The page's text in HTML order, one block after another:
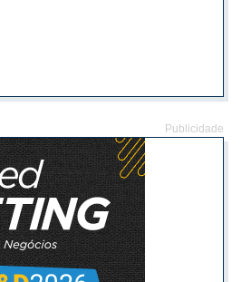
Publicidade